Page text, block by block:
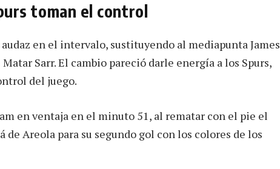
toman el control
en el intervalo, sustituyendo al mediapunta James
Sarr. El cambio pareció darle energía a los Spurs,
del juego.
en ventaja en el minuto 51, al rematar con el pie el
de Areola para su segundo gol con los colores de los